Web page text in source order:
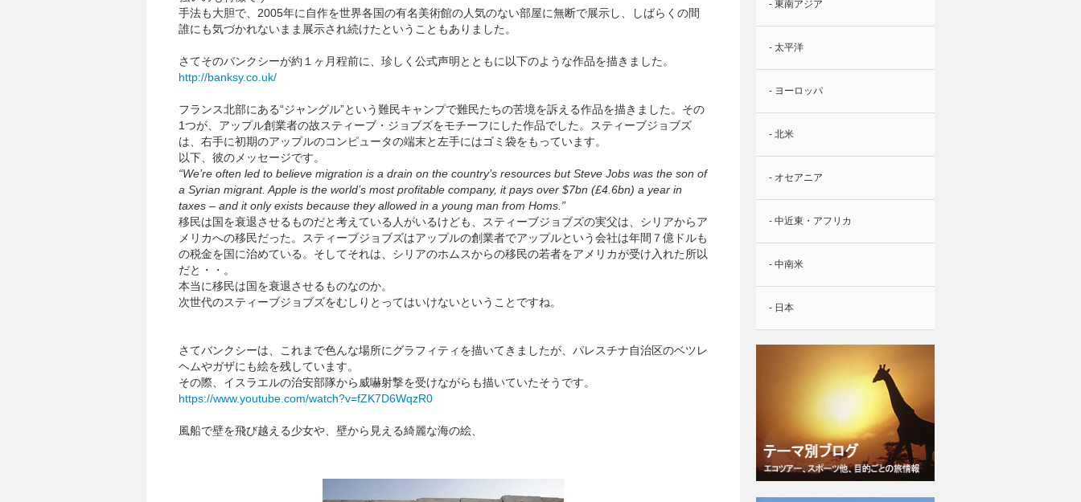
手法も大胆で、2005年に自作を世界各国の有名美術館の人気のない部屋に無断で展示し、しばらくの間
誰にも気づかれないまま展示され続けたということもありました。
さてそのバンクシーが約１ヶ月程前に、珍しく公式声明とともに以下のような作品を描きました。
http://banksy.co.uk/
フランス北部にある“ジャングル”という難民キャンプで難民たちの苦境を訴える作品を描きました。その
1つが、アップル創業者の故スティーブ・ジョブズをモチーフにした作品でした。スティーブジョブズ
は、右手に初期のアップルのコンピュータの端末と左手にはゴミ袋をもっています。
以下、彼のメッセージです。
“We’re often led to believe migration is a drain on the country’s resources but Steve Jobs was the son of
a Syrian migrant. Apple is the world’s most profitable company, it pays over $7bn (£4.6bn) a year in
taxes – and it only exists because they allowed in a young man from Homs.”
移民は国を衰退させるものだと考えている人がいるけども、スティーブジョブズの実父は、シリアからア
メリカへの移民だった。スティーブジョブズはアップルの創業者でアップルという会社は年間７億ドルも
の税金を国に治めている。そしてそれは、シリアのホムスからの移民の若者をアメリカが受け入れた所以
だと・・。
本当に移民は国を衰退させるものなのか。
次世代のスティーブジョブズをむしりとってはいけないということですね。
さてバンクシーは、これまで色んな場所にグラフィティを描いてきましたが、パレスチナ自治区のベツレ
ヘムやガザにも絵を残しています。
その際、イスラエルの治安部隊から威嚇射撃を受けながらも描いていたそうです。
https://www.youtube.com/watch?v=fZK7D6WqzR0
風船で壁を飛び越える少女や、壁から見える綺麗な海の絵、
- 東南アジア
- 太平洋
- ヨーロッパ
- 北米
- オセアニア
- 中近東・アフリカ
- 中南米
- 日本